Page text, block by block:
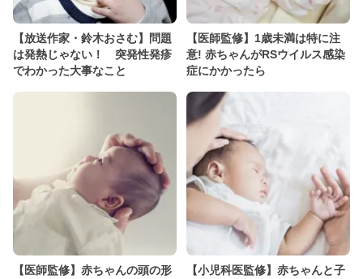
【放送作家・鈴木おさむ】問題
は発熱じゃない！ 突発性発疹
でわかった大事なこと
【医師監修】1歳未満は特に注
意! 赤ちゃんがRSウイルス感染
症にかかったら
【医師監修】赤ちゃんの頭の形
【小児科医監修】赤ちゃんと子